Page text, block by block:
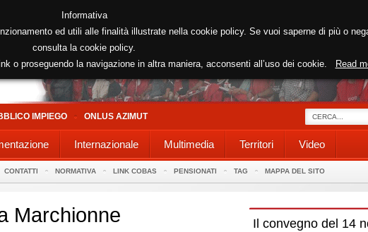
IMPIEGO ONLUS AZIMUT
Internazionale Multimedia Territori Video
CONTATTI NORMATIVA LINK COBAS PENSIONATI TAG MAPPA DEL SITO
Marchionne Il convegno del 14
Informativa
ed utili alle finalità illustrate nella cookie policy. Se vuoi saperne di più o
consulta la cookie policy.
o proseguendo la navigazione in altra maniera, acconsenti all’uso dei cookie.
Read